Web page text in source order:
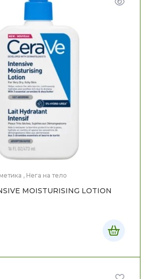
, Нега на тело
MOISTURISING LOTION